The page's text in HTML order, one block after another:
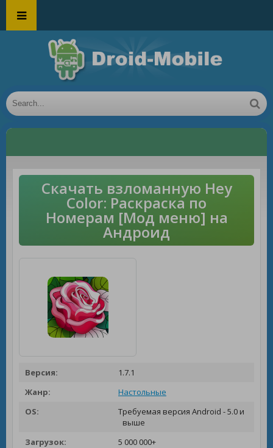
Скачать взломанную Hey
Color: Раскраска по
Номерам [Мод меню] на
Андроид
Версия:
1.7.1
Жанр:
Настольные
OS:
Требуемая версия Android - 5.0 и
выше
Загрузок:
5 000 000+